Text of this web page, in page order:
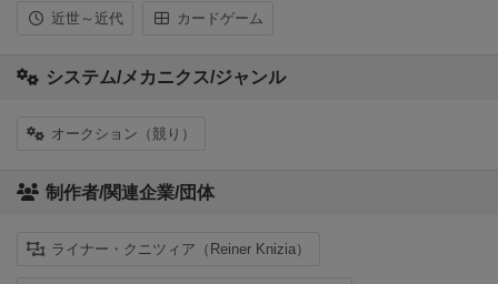
近世～近代 カードゲーム
システム/メカニクス/ジャンル
オークション（競り）
制作者/関連企業/団体
ライナー・クニツィア（Reiner Knizia）